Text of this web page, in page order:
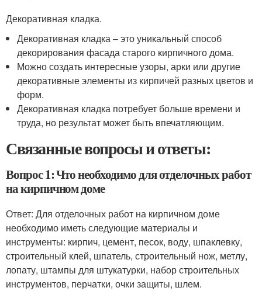
Декоративная кладка.
Декоративная кладка – это уникальный способ
декорирования фасада старого кирпичного дома.
Можно создать интересные узоры, арки или другие
декоративные элементы из кирпичей разных цветов и
форм.
Декоративная кладка потребует больше времени и
труда, но результат может быть впечатляющим.
Связанные вопросы и ответы:
Вопрос 1: Что необходимо для отделочных работ
на кирпичном доме
Ответ: Для отделочных работ на кирпичном доме
необходимо иметь следующие материалы и
инструменты: кирпич, цемент, песок, воду, шпаклевку,
строительный клей, шпатель, строительный нож, метлу,
лопату, штампы для штукатурки, набор строительных
инструментов, перчатки, очки защиты, шлем.